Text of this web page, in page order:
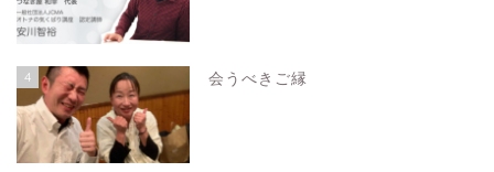
4 会うべきご縁